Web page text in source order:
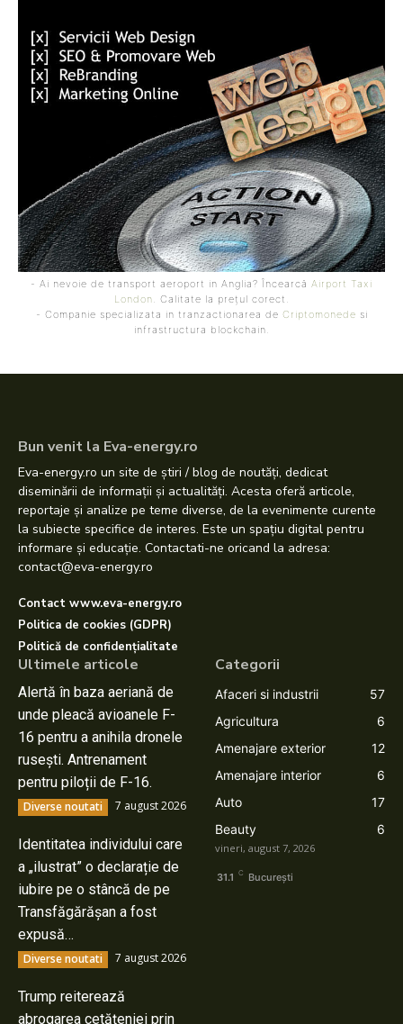
- Ai nevoie de transport aeroport in Anglia? Încearcă Airport Taxi
London . Calitate la prețul corect.
- Companie specializata in tranzactionarea de Criptomonede si
infrastructura blockchain.
Bun venit la Eva-energy.ro
Eva-energy.ro un site de știri / blog de noutăți, dedicat
diseminării de informații și actualități. Acesta oferă articole,
reportaje și analize pe teme diverse, de la evenimente curente
la subiecte specifice de interes. Este un spațiu digital pentru
informare și educație. Contactati-ne oricand la adresa:
contact@eva-energy.ro
Contact www.eva-energy.ro
Politica de cookies (GDPR)
Politică de confidențialitate
Ultimele articole
Alertă în baza aeriană de
unde pleacă avioanele F-
16 pentru a anihila dronele
rusești. Antrenament
pentru piloții de F-16.
Diverse noutati 7 august 2026
Identitatea individului care
a „ilustrat” o declarație de
iubire pe o stâncă de pe
Transfăgărășan a fost
expusă…
Diverse noutati 7 august 2026
Trump reiterează
abrogarea cetățeniei prin
Categorii
Afaceri si industrii
57
Agricultura
6
Amenajare exterior
12
Amenajare interior
6
Auto
17
Beauty
6
vineri, august 7, 2026
31.1 C București